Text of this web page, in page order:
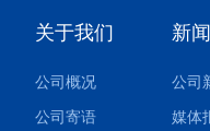
关于我们
公司概况
公司寄语
新
公司
媒体